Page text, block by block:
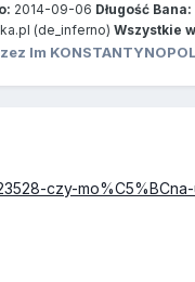
2014-09-06 Długość Bana:
(de_inferno) Wszystkie
Im
czy-